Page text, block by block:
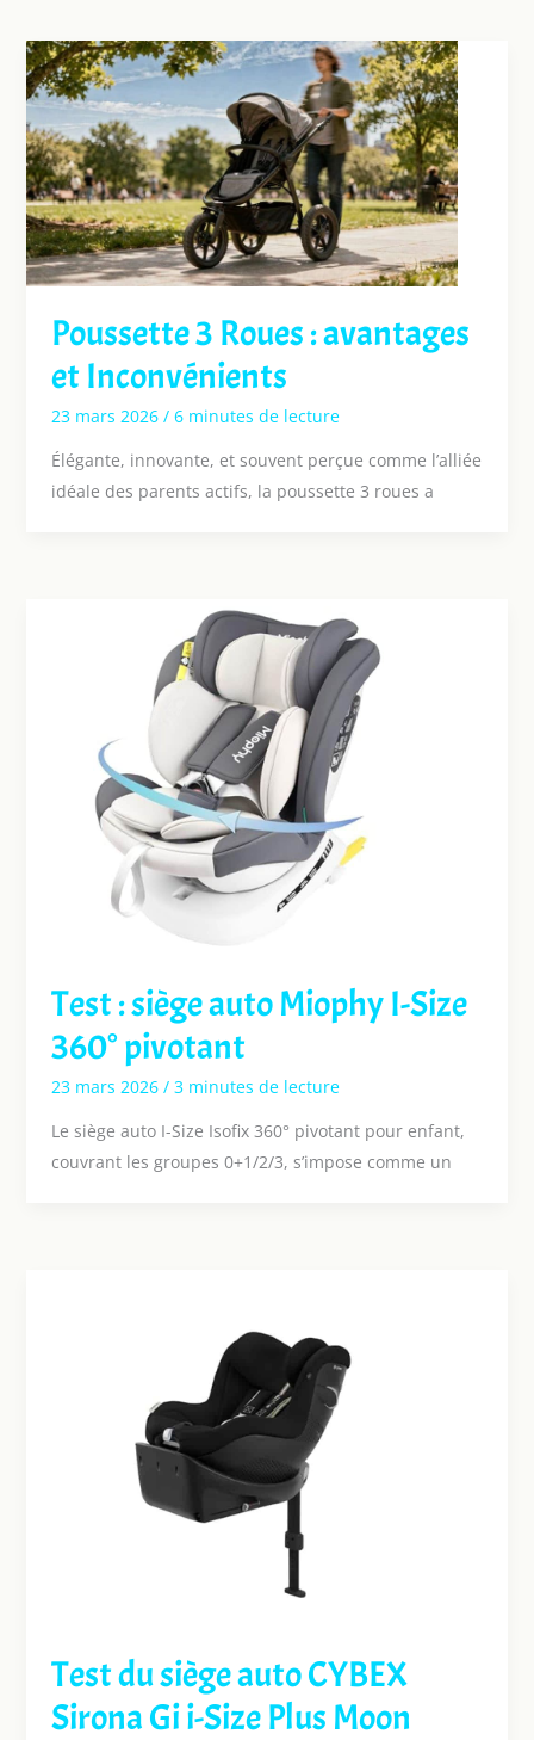
Poussette 3 Roues : avantages
et Inconvénients
23 mars 2026 / 6 minutes de lecture
Élégante, innovante, et souvent perçue comme l’alliée
idéale des parents actifs, la poussette 3 roues a
Test : siège auto Miophy I-Size
360° pivotant
23 mars 2026 / 3 minutes de lecture
Le siège auto I-Size Isofix 360° pivotant pour enfant,
couvrant les groupes 0+1/2/3, s’impose comme un
Test du siège auto CYBEX
Sirona Gi i-Size Plus Moon